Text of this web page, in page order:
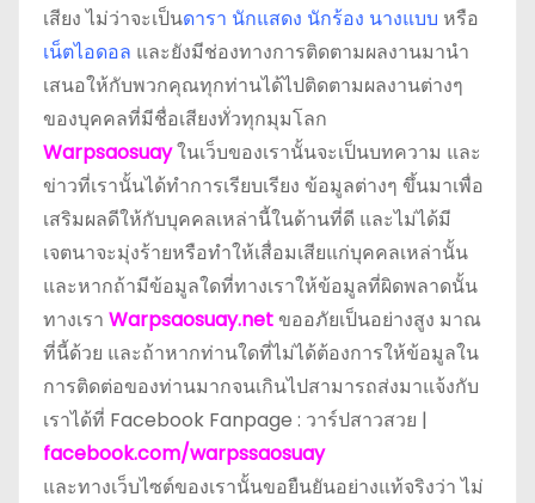
เสียง ไม่ว่าจะเป็นดารา นักแสดง นักร้อง นางแบบ หรือ
เน็ตไอดอล และยังมีช่องทางการติดตามผลงานมานำ
เสนอให้กับพวกคุณทุกท่านได้ไปติดตามผลงานต่างๆ
ของบุคคลที่มีชื่อเสียงทั่วทุกมุมโลก
Warpsaosuayในเว็บของเรานั้นจะเป็นบทความ และ
ข่าวที่เรานั้นได้ทำการเรียบเรียง ข้อมูลต่างๆ ขึ้นมาเพื่อ
เสริมผลดีให้กับบุคคลเหล่านี้ในด้านที่ดี และไม่ได้มี
เจตนาจะมุ่งร้ายหรือทำให้เสื่อมเสียแก่บุคคลเหล่านั้น
และหากถ้ามีข้อมูลใดที่ทางเราให้ข้อมูลที่ผิดพลาดนั้น
ทางเรา Warpsaosuay.netขออภัยเป็นอย่างสูง มาณ
ที่นี้ด้วย และถ้าหากท่านใดที่ไม่ได้ต้องการให้ข้อมูลใน
การติดต่อของท่านมากจนเกินไปสามารถส่งมาแจ้งกับ
เราได้ที่ Facebook Fanpage : วาร์ปสาวสวย |
facebook.com/warpssaosuay
และทางเว็บไซต์ของเรานั้นขอยืนยันอย่างแท้จริงว่า ไม่